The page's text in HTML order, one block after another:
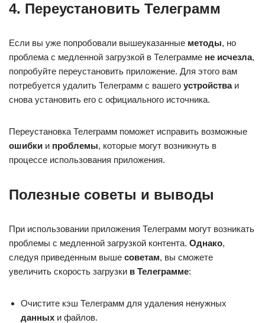
4. Переустановить Телеграмм
Если вы уже попробовали вышеуказанные методы, но
проблема с медленной загрузкой в Телеграмме не исчезла,
попробуйте переустановить приложение. Для этого вам
потребуется удалить Телеграмм с вашего устройстваи
снова установить его с официального источника.
Переустановка Телеграмм поможет исправить возможные
ошибки и проблемы, которые могут возникнуть в
процессе использования приложения.
Полезные советы и выводы
При использовании приложения Телеграмм могут возникать
проблемы с медленной загрузкой контента. Однако,
следуя приведенным выше советам, вы сможете
увеличить скорость загрузки в Телеграмме:
Очистите кэш Телеграмм для удаления ненужных
данных и файлов.